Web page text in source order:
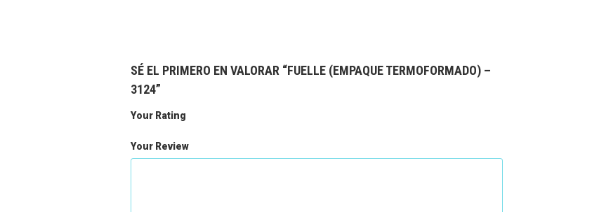
SÉ EL PRIMERO EN VALORAR “FUELLE (EMPAQUE TERMOFORMADO) –
3124”
Your Rating
Your Review